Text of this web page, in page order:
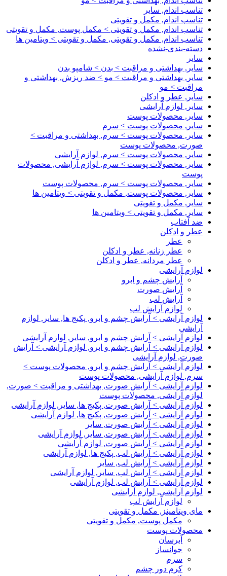
تناسب اندام, سایر
تناسب اندام, مکمل و تقویتی
تناسب اندام, مکمل و تقویتی > مکمل پوست, مکمل و تقویتی
تناسب اندام, مکمل و تقویتی, مکمل و تقویتی > ویتامین ها
دسته-بندی-نشده
سایر
سایر, بهداشتی و مراقبت > بدن > شامپو بدن
سایر, بهداشتی و مراقبت > مو > ضد ریزش, بهداشتی و
مراقبت > مو
سایر, عطر و ادکلن
سایر, لوازم آرایشی
سایر, محصولات پوست
سایر, محصولات پوست > سرم
سایر, محصولات پوست > سرم, بهداشتی و مراقبت >
صورت, محصولات پوست
سایر, محصولات پوست > سرم, لوازم آرایشی
سایر, محصولات پوست > سرم, لوازم آرایشی, محصولات
پوست
سایر, محصولات پوست > سرم, محصولات پوست
سایر, محصولات پوست, مکمل و تقویتی > ویتامین ها
سایر, مکمل و تقویتی
سایر, مکمل و تقویتی > ویتامین ها
ضد آفتاب
عطر و ادکلن
عطر
عطر زنانه, عطر و ادکلن
عطر مردانه, عطر و ادکلن
لوازم آرایشی
آرایش چشم و ابرو
آرایش صورت
آرایش لب
لوازم آرایش لب
لوازم آرایشی > آرایش چشم و ابرو, پکیج ها, سایر, لوازم
آرایشی
لوازم آرایشی > آرایش چشم و ابرو, سایر, لوازم آرایشی
لوازم آرایشی > آرایش چشم و ابرو, لوازم آرایشی > آرایش
صورت, لوازم آرایشی
لوازم آرایشی > آرایش چشم و ابرو, محصولات پوست >
سرم, لوازم آرایشی, محصولات پوست
لوازم آرایشی > آرایش صورت, بهداشتی و مراقبت > صورت,
لوازم آرایشی, محصولات پوست
لوازم آرایشی > آرایش صورت, پکیج ها, سایر, لوازم آرایشی
لوازم آرایشی > آرایش صورت, پکیج ها, لوازم آرایشی
لوازم آرایشی > آرایش صورت, سایر
لوازم آرایشی > آرایش صورت, سایر, لوازم آرایشی
لوازم آرایشی > آرایش صورت, لوازم آرایشی
لوازم آرایشی > آرایش لب, پکیج ها, لوازم آرایشی
لوازم آرایشی > آرایش لب, سایر
لوازم آرایشی > آرایش لب, سایر, لوازم آرایشی
لوازم آرایشی > آرایش لب, لوازم آرایشی
لوازم آرایشی, لوازم آرایشی
لوازم آرایش لب
مای ویتامینز, مکمل و تقویتی
مکمل پوست, مکمل و تقویتی
محصولات پوست
آبرسان
جوانساز
سرم
کرم دور چشم